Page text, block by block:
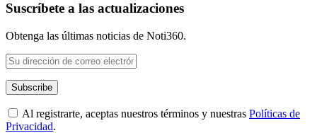
Suscríbete a las actualizaciones
Obtenga las últimas noticias de Noti360.
Al registrarte, aceptas nuestros términos y nuestras Políticas de
Privacidad.